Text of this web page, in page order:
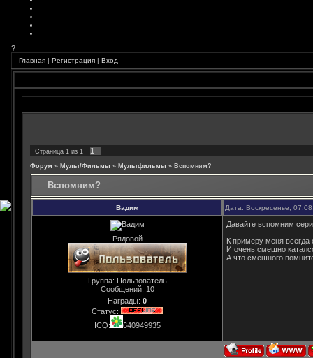
?
Главная | Регистрация | Вход
Страница 1 из 1 1
Форум » Мульт/Фильмы » Мультфильмы » Вспомним?
Вспомним?
Вадим Дата: Воскресенье,
Рядовой
Группа: Пользователь
Сообщений: 10
Награды: 0
Статус:
ICQ:
640949935
Давайте вспомним
К примеру меня всегда
И очень смешно
А что смешного